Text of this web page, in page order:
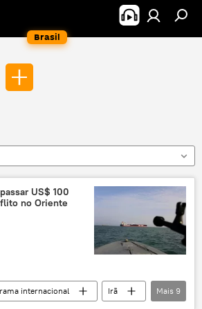
Brasil
US$ 100
no Oriente
internacional
Irã
Mais 9